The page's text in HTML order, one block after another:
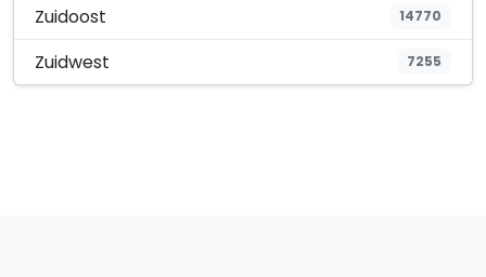
Zuidoost 14770
Zuidwest 7255